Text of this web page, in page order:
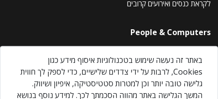
לקראת כנסים ואירועים קרובים
People & Computers
About Us
Privacy Policy
Contact Us
Our Events
באתר זה נעשה שימוש בטכנולוגיות איסוף מידע כגון
Cookies, לרבות על ידי צדדים שלישיים, כדי לספק לך חווית
גלישה טובה יותר וכן למטרות סטטיסטיקה, איפיון ושיווק.
המשך הגלישה באתר מהווה הסכמתך לכך. למידע נוסף בנושא